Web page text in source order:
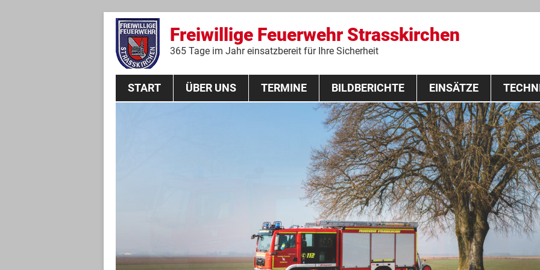
Freiwillige Feuerwehr Strasskirchen
365 Tage im Jahr einsatzbereit für Ihre Sicherheit
Zum
springen
START ÜBER UNS TERMINE
THL Lehrgang 2020
BILDBERICHTE EINSÄTZE
Fahrzeuge
Ausrüstung